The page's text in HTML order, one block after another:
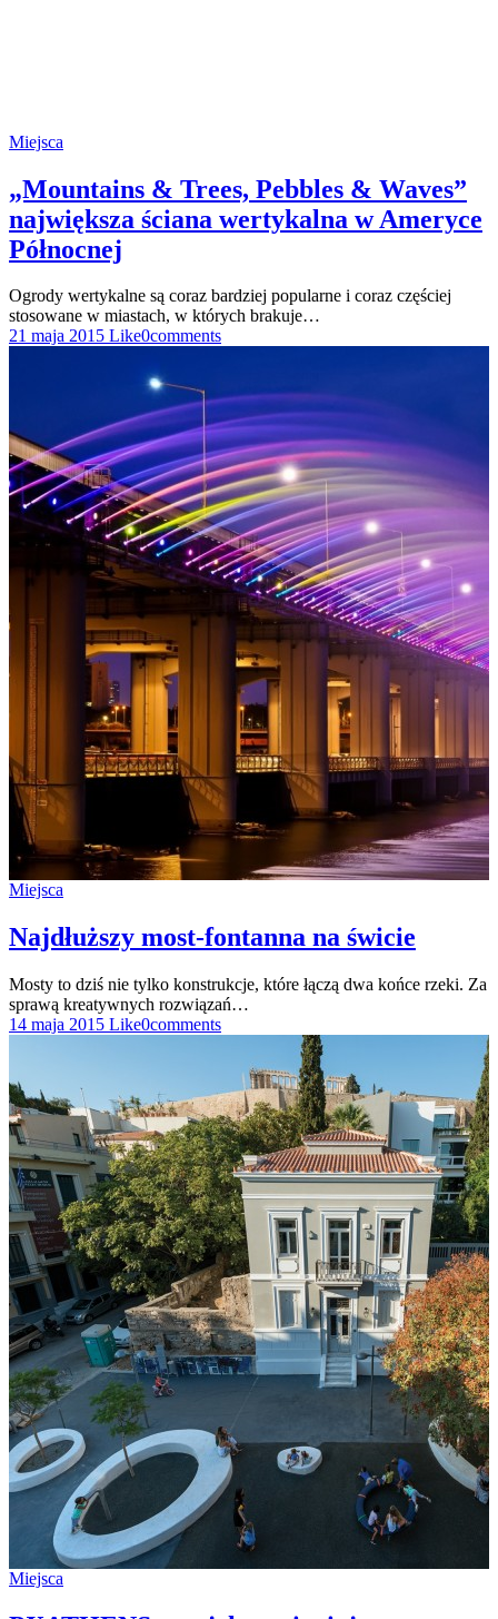
Miejsca
„Mountains & Trees, Pebbles & Waves”
największa ściana wertykalna w Ameryce
Północnej
Ogrody wertykalne są coraz bardziej popularne i coraz częściej
stosowane w miastach, w których brakuje…
21 maja 2015 Like0comments
Miejsca
Najdłuższy most-fontanna na świcie
Mosty to dziś nie tylko konstrukcje, które łączą dwa końce rzeki. Za
sprawą kreatywnych rozwiązań…
14 maja 2015 Like0comments
Miejsca